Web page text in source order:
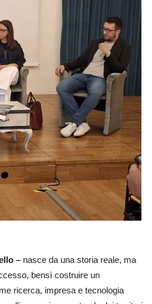
– nasce da una storia reale, ma
bensì costruire un
ricerca, impresa e tecnologia